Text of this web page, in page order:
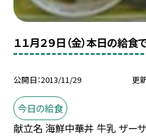
１１月２９日（金）本日の給食
公開日 2013/11/29 更
今日の給食
献立名 海鮮中華丼 牛乳 ザー